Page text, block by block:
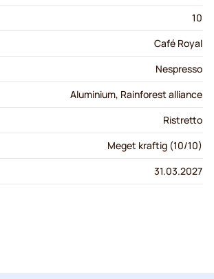
10
Café Royal
Nespresso
Aluminium, Rainforest alliance
Ristretto
Meget kraftig (10/10)
31.03.2027